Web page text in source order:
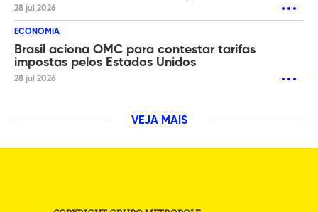
28 jul 2026
ECONOMIA
Brasil aciona OMC para contestar tarifas
impostas pelos Estados Unidos
28 jul 2026
VEJA MAIS